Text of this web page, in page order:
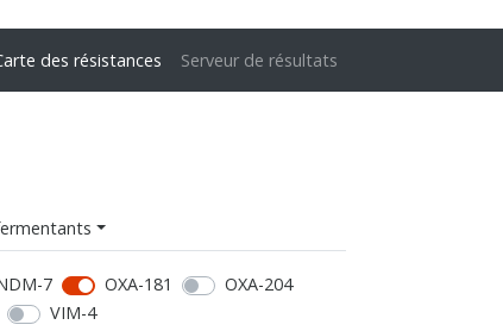
des résistances Serveur de résultats
7 OXA-181
OXA-204
VIM-4